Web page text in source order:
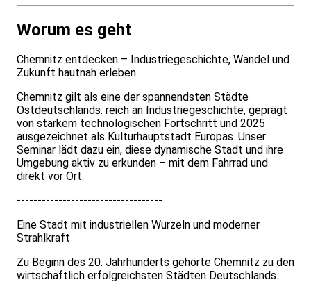
Worum es geht
Chemnitz entdecken – Industriegeschichte, Wandel und
Zukunft hautnah erleben
Chemnitz gilt als eine der spannendsten Städte
Ostdeutschlands: reich an Industriegeschichte, geprägt
von starkem technologischen Fortschritt und 2025
ausgezeichnet als Kulturhauptstadt Europas. Unser
Seminar lädt dazu ein, diese dynamische Stadt und ihre
Umgebung aktiv zu erkunden – mit dem Fahrrad und
direkt vor Ort.
-----------------------------------
Eine Stadt mit industriellen Wurzeln und moderner
Strahlkraft
Zu Beginn des 20. Jahrhunderts gehörte Chemnitz zu den
wirtschaftlich erfolgreichsten Städten Deutschlands.